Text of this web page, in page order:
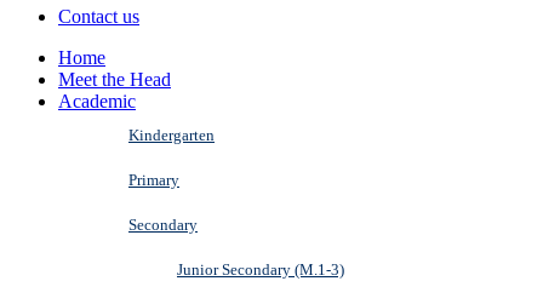
Contact us
Home
Meet the Head
Academic
Kindergarten
Primary
Secondary
Junior Secondary (M.1-3)